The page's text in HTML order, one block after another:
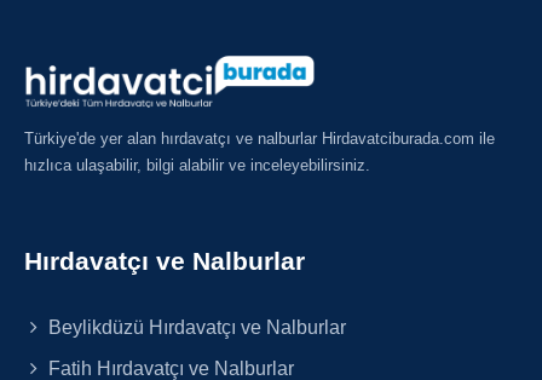
Türkiye'de yer alan hırdavatçı ve nalburlar Hirdavatciburada.com ile
hızlıca ulaşabilir, bilgi alabilir ve inceleyebilirsiniz.
Hırdavatçı ve Nalburlar
Beylikdüzü Hırdavatçı ve Nalburlar
Fatih Hırdavatçı ve Nalburlar